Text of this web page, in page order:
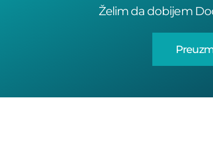
Želim da dobijem